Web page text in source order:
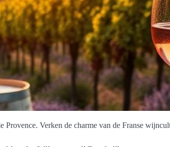
Verken de charme van de Franse